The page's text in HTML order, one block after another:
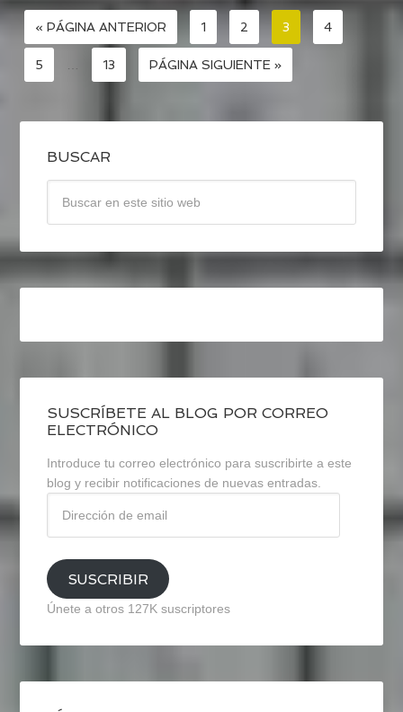
« PÁGINA ANTERIOR 1 2 3 4
5 … 13 PÁGINA SIGUIENTE »
BUSCAR
SUSCRÍBETE AL BLOG POR CORREO
ELECTRÓNICO
Introduce tu correo electrónico para suscribirte a este
blog y recibir notificaciones de nuevas entradas.
email
SUSCRIBIR
Únete a otros 127K suscriptores